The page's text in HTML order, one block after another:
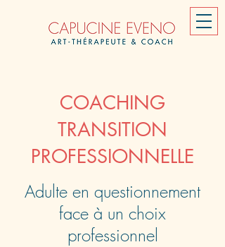
COACHING
TRANSITION
PROFESSIONNELLE
Adulte en questionnement
face à un choix
professionnel